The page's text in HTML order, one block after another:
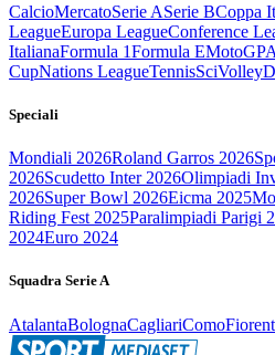
CalcioMercatoSerie ASerie BCoppa
LeagueEuropa LeagueConference
ItalianaFormula 1Formula EMotoGP
CupNations LeagueTennisSciVolley
Speciali
Mondiali 2026Roland Garros 2026
2026Scudetto Inter 2026Olimpiadi
2026Super Bowl 2026Eicma 2025
Riding Fest 2025Paralimpiadi Parigi
2024Euro 2024
Squadra Serie A
AtalantaBolognaCagliariComo